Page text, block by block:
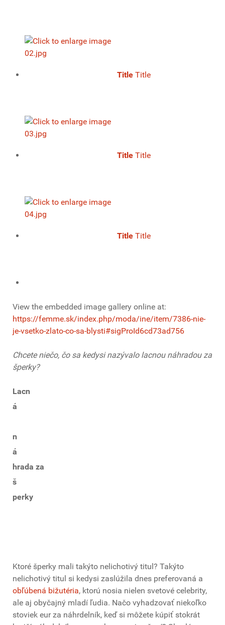
Title Title
Title Title
Title Title
View the embedded image gallery online at:
https://femme.sk/index.php/moda/ine/item/7386-nie-
je-vsetko-zlato-co-sa-blysti#sigProId6cd73ad756
Chcete niečo, čo sa kedysi nazývalo lacnou náhradou za
šperky?
Lacn
á
n
á
hrada za
š
perky
Ktoré šperky mali takýto nelichotivý titul? Takýto
nelichotivý titul si kedysi zaslúžila dnes preferovaná a
obľúbená bižutéria, ktorú nosia nielen svetové celebrity,
ale aj obyčajný mladí ľudia. Načo vyhadzovať niekoľko
stoviek eur za náhrdelník, keď si môžete kúpiť stokrát